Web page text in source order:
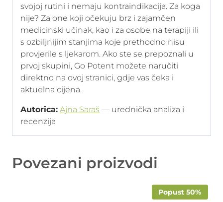
svojoj rutini i nemaju kontraindikacija. Za koga
nije? Za one koji očekuju brz i zajamčen
medicinski učinak, kao i za osobe na terapiji ili
s ozbiljnijim stanjima koje prethodno nisu
provjerile s ljekarom. Ako ste se prepoznali u
prvoj skupini, Go Potent možete naručiti
direktno na ovoj stranici, gdje vas čeka i
aktuelna cijena.
Autorica: Ajna Saraš — urednička analiza i
recenzija
Povezani proizvodi
Popust 50%